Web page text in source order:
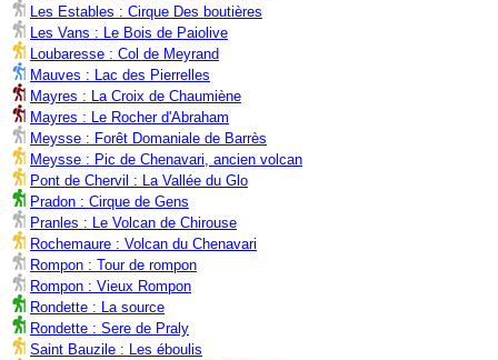
Les Estables : Cirque Des boutières
Les Vans : Le Bois de Paiolive
Loubaresse : Col de Meyrand
Mauves : Lac des Pierrelles
Mayres : La Croix de Chaumiène
Mayres : Le Rocher d'Abraham
Meysse : Forêt Domaniale de Barrès
Meysse : Pic de Chenavari, ancien volcan
Pont de Chervil : La Vallée du Glo
Pradon : Cirque de Gens
Pranles : Le Volcan de Chirouse
Rochemaure : Volcan du Chenavari
Rompon : Tour de rompon
Rompon : Vieux Rompon
Rondette : La source
Rondette : Sere de Praly
Saint Bauzile : Les éboulis